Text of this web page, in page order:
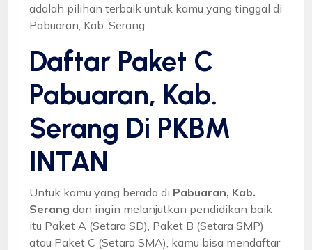
adalah pilihan terbaik untuk kamu yang tinggal di
Pabuaran, Kab. Serang
Daftar Paket C
Pabuaran, Kab.
Serang Di PKBM
INTAN
Untuk kamu yang berada di Pabuaran, Kab.
Serang dan ingin melanjutkan pendidikan baik
itu Paket A (Setara SD), Paket B (Setara SMP)
atau Paket C (Setara SMA), kamu bisa mendaftar